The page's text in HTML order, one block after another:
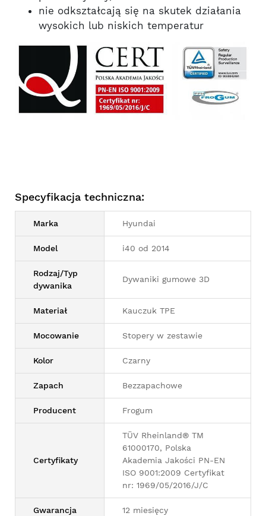
nie odkształcają się na skutek działania
wysokich lub niskich temperatur
Specyfikacja techniczna:
Marka Hyundai
Model i40 od 2014
Rodzaj/Typ
dywanika
Dywaniki gumowe 3D
Materiał Kauczuk TPE
Mocowanie Stopery w zestawie
Kolor Czarny
Zapach Bezzapachowe
Producent Frogum
Certyfikaty
TÜV Rheinland® TM
61000170, Polska
Akademia Jakości PN-EN
ISO 9001:2009 Certyfikat
nr: 1969/05/2016/J/C
Gwarancja 12 miesięcy